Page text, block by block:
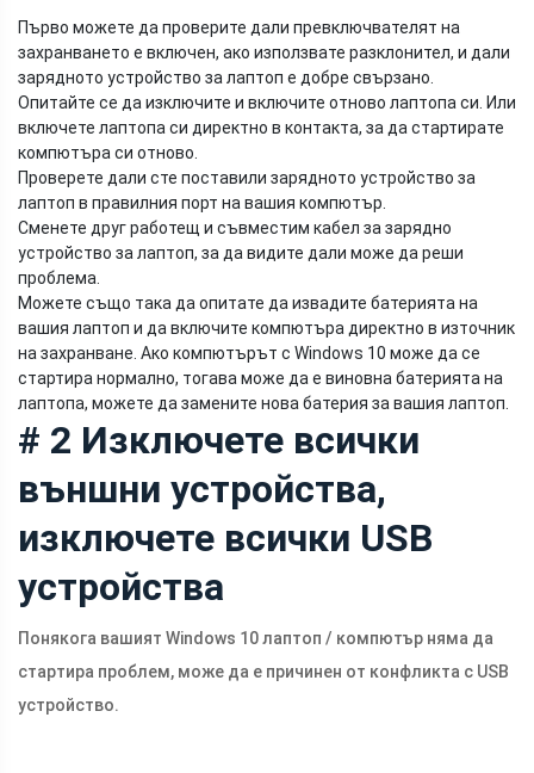
Първо можете да проверите дали превключвателят на
захранването е включен, ако използвате разклонител, и дали
зарядното устройство за лаптоп е добре свързано.
Опитайте се да изключите и включите отново лаптопа си. Или
включете лаптопа си директно в контакта, за да стартирате
компютъра си отново.
Проверете дали сте поставили зарядното устройство за
лаптоп в правилния порт на вашия компютър.
Сменете друг работещ и съвместим кабел за зарядно
устройство за лаптоп, за да видите дали може да реши
проблема.
Можете също така да опитате да извадите батерията на
вашия лаптоп и да включите компютъра директно в източник
на захранване. Ако компютърът с Windows 10 може да се
стартира нормално, тогава може да е виновна батерията на
лаптопа, можете да замените нова батерия за вашия лаптоп.
# 2 Изключете всички
външни устройства,
изключете всички USB
устройства
Понякога вашият Windows 10 лаптоп / компютър няма да
стартира проблем, може да е причинен от конфликта с USB
устройство.